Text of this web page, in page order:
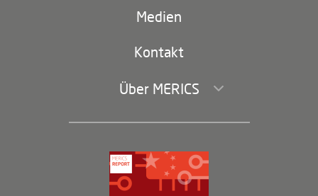
navigation)Medien
Kontakt
Über MERICS
Geschäftsführung und Bereiche
Governance
Arbeiten bei MERICS